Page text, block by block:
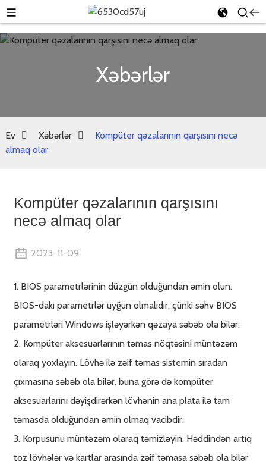
Xəbərlər
Ev Xəbərlər
Kompüter qəzalarının qarşısını necə
almaq olar
Kompüter qəzalarının qarşısını
necə almaq olar
2023-11-09
1. BIOS parametrlərinin düzgün olduğundan əmin olun.
BIOS-dakı parametrlər uyğun olmalıdır, çünki səhv BIOS
parametrləri Windows işləyərkən qəzaya səbəb ola bilər.
2. Kompüter aksesuarlarının təmas nöqtəsini müntəzəm
olaraq yoxlayın. Lövhə ilə zəif təmas sistemin sıradan
çıxmasına səbəb ola bilər, buna görə də kompüter
aksesuarlarını dəyişdirərkən lövhənin ana plata ilə tam
təmasda olduğundan əmin olmaq vacibdir.
3. Korpusunu müntəzəm olaraq təmizləyin. Həddindən artıq
toz lövhələr və kartlar arasında zəif təmasa səbəb ola bilər